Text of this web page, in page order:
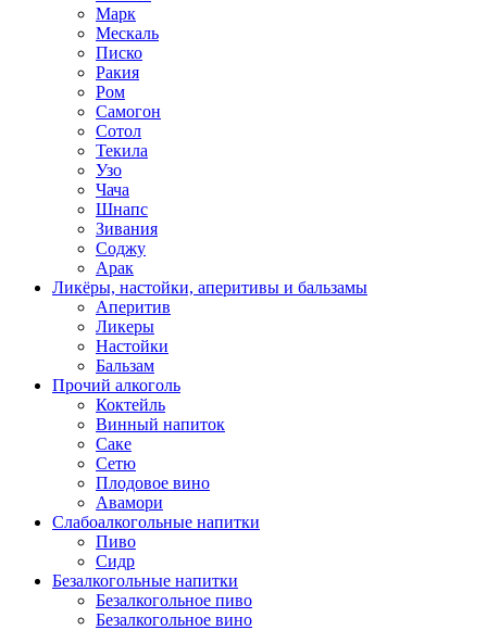
Марк
Мескаль
Писко
Ракия
Ром
Самогон
Сотол
Текила
Узо
Чача
Шнапс
Зивания
Соджу
Арак
Ликёры, настойки, аперитивы и бальзамы
Аперитив
Ликеры
Настойки
Бальзам
Прочий алкоголь
Коктейль
Винный напиток
Саке
Сетю
Плодовое вино
Авамори
Слабоалкогольные напитки
Пиво
Сидр
Безалкогольные напитки
Безалкогольное пиво
Безалкогольное вино